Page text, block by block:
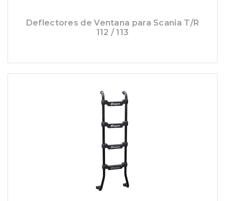
Deflectores de Ventana para Scania T/R
112 / 113